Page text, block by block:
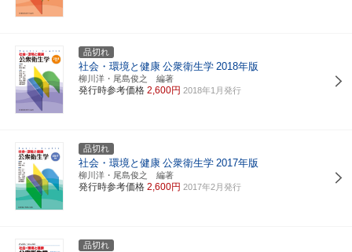
品切れ
社会・環境と健康 公衆衛生学 2018年版
柳川洋・尾島俊之 編著
発行時参考価格 2,600円 2018年1月発行
品切れ
社会・環境と健康 公衆衛生学 2017年版
柳川洋・尾島俊之 編著
発行時参考価格 2,600円 2017年2月発行
品切れ